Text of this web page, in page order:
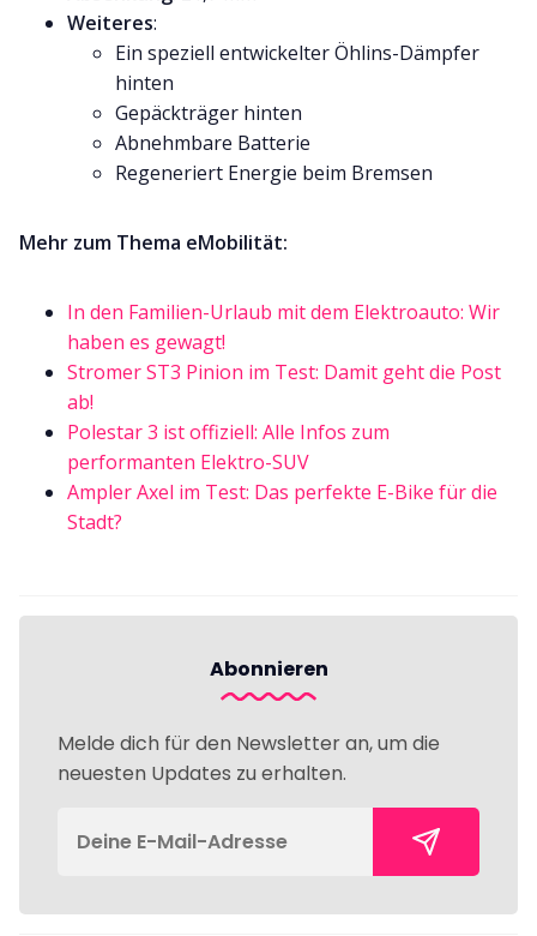
Weiteres:
Ein speziell entwickelter Öhlins-Dämpfer
hinten
Gepäckträger hinten
Abnehmbare Batterie
Regeneriert Energie beim Bremsen
Mehr zum Thema eMobilität:
In den Familien-Urlaub mit dem Elektroauto: Wir
haben es gewagt!
Stromer ST3 Pinion im Test: Damit geht die Post
ab!
Polestar 3 ist offiziell: Alle Infos zum
performanten Elektro-SUV
Ampler Axel im Test: Das perfekte E-Bike für die
Stadt?
Abonnieren
Melde dich für den Newsletter an, um die
neuesten Updates zu erhalten.